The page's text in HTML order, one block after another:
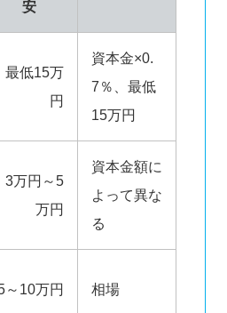
安
最低15万
円
資本金×0.
7％、最低
15万円
3万円～5
万円
資本金額に
よって異な
る
～10万円 相場